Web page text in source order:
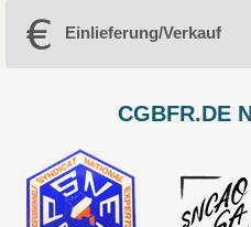
Einlieferung/Verkauf
CGBFR.DE